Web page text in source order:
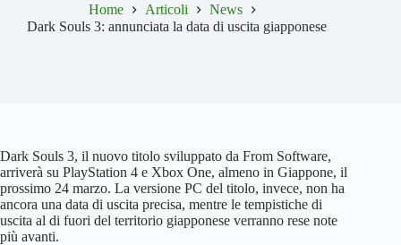
Home Articoli
News
Dark Souls 3: annunciata la data di uscita giapponese
Dark Souls 3, il nuovo titolo sviluppato da From Software,
arriverà su PlayStation 4 e Xbox One, almeno in Giappone, il
prossimo 24 marzo. La versione PC del titolo, invece, non ha
ancora una data di uscita precisa, mentre le tempistiche di
uscita al di fuori del territorio giapponese verranno rese note
più avanti.